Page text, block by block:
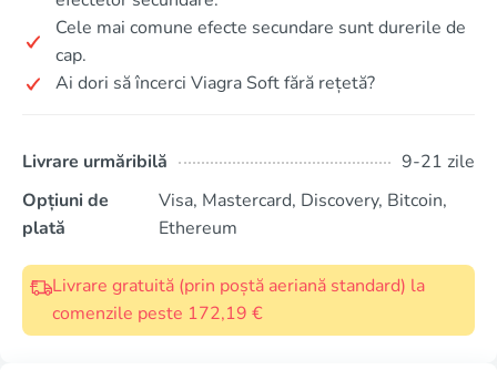
Cele mai comune efecte secundare sunt durerile de
cap.
Ai dori să încerci Viagra Soft fără rețetă?
Livrare urmăribilă
9-21 zile
Opțiuni de
plată
Visa, Mastercard, Discovery, Bitcoin,
Ethereum
Livrare gratuită (prin poștă aeriană standard) la
comenzile peste 172,19 €